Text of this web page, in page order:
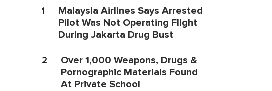
1
Malaysia Airlines Says Arrested
Pilot Was Not Operating Flight
During Jakarta Drug Bust
2
Over 1,000 Weapons, Drugs &
Pornographic Materials Found
At Private School